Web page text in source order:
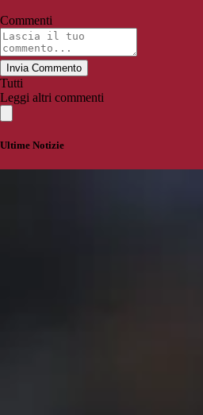
Commenti
Invia Commento
Tutti
Leggi altri commenti
Ultime Notizie